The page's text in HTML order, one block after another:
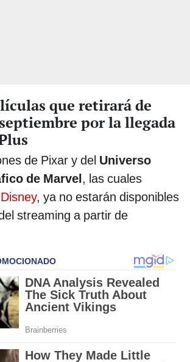
que retirará de
por la llegada
de Pixar y del Universo
de Marvel, las cuales
Disney, ya no estarán disponibles
streaming a partir de